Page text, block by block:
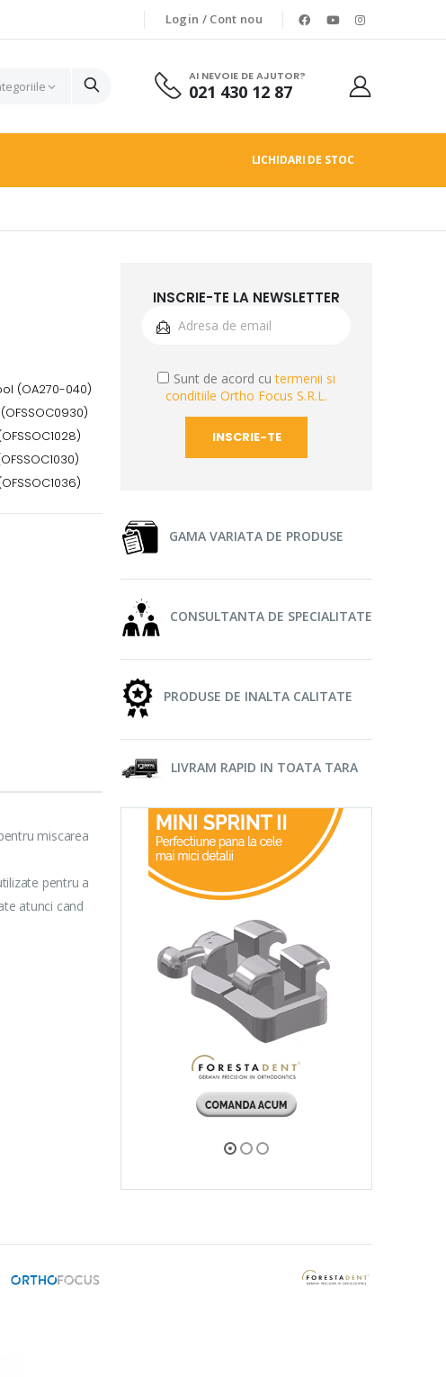
Login / Cont nou
AI NEVOIE DE AJUTOR?
021 430 12 87
LICHIDARI DE STOC
(OA270-040)
miscarea
pentru a
atunci cand
INSCRIE-TE LA NEWSLETTER
Sunt de acord cutermenii si
conditiile Ortho Focus S.R.L.
GAMA VARIATA DE PRODUSE
CONSULTANTA DE SPECIALITATE
PRODUSE DE INALTA CALITATE
LIVRAM RAPID IN TOATA TARA